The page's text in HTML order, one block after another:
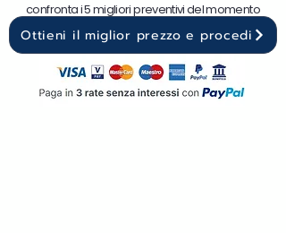
confronta i 5 migliori preventivi del momento
Ottieni il miglior prezzo e procedi